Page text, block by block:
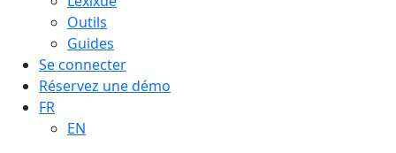
Outils
Guides
Se connecter
Réservez une démo
FR
EN